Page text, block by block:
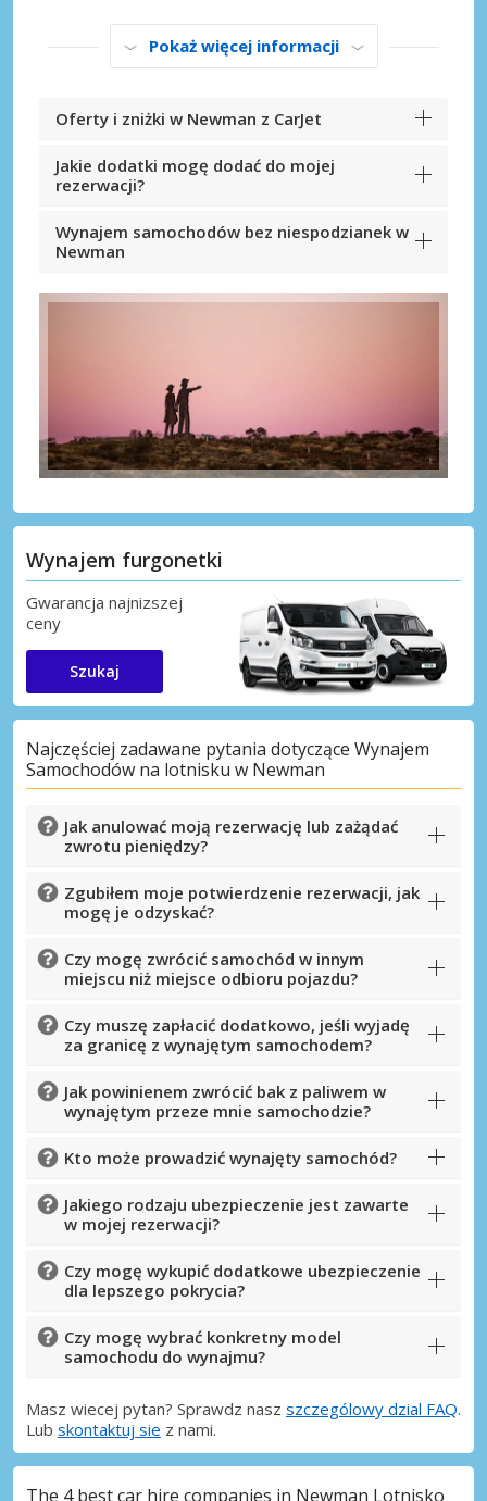
Pokaż więcej informacji
Oferty i zniżki w Newman z CarJet
Jakie dodatki mogę dodać do mojej
rezerwacji?
Wynajem samochodów bez niespodzianek w
Newman
Wynajem furgonetki
Gwarancja najnizszej
ceny
Szukaj
Najczęściej zadawane pytania dotyczące Wynajem
Samochodów na lotnisku w Newman
Jak anulować moją rezerwację lub zażądać
zwrotu pieniędzy?
Zgubiłem moje potwierdzenie rezerwacji, jak
mogę je odzyskać?
Czy mogę zwrócić samochód w innym
miejscu niż miejsce odbioru pojazdu?
Czy muszę zapłacić dodatkowo, jeśli wyjadę
za granicę z wynajętym samochodem?
Jak powinienem zwrócić bak z paliwem w
wynajętym przeze mnie samochodzie?
Kto może prowadzić wynajęty samochód?
Jakiego rodzaju ubezpieczenie jest zawarte
w mojej rezerwacji?
Czy mogę wykupić dodatkowe ubezpieczenie
dla lepszego pokrycia?
Czy mogę wybrać konkretny model
samochodu do wynajmu?
Masz wiecej pytan? Sprawdz nasz szczególowy dzial FAQ.
Lub skontaktuj sie z nami.
The 4 best car hire companies in Newman Lotnisko